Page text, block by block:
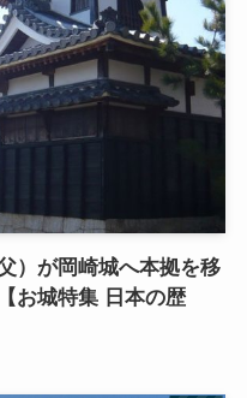
）が岡崎城へ本拠を移
お城特集 日本の歴